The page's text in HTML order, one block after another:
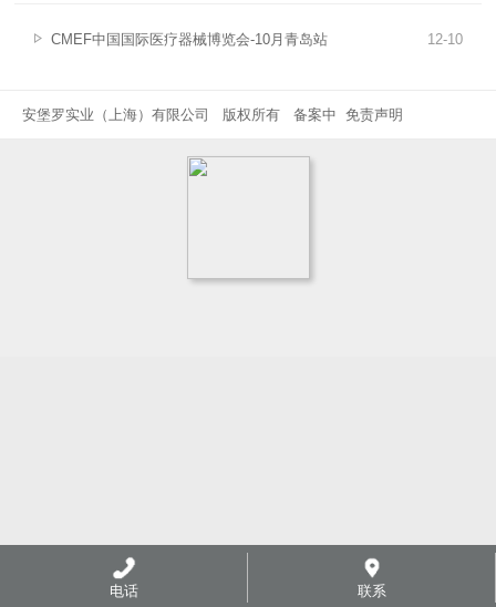
览会。 这次展会上，德国VOELKER卧客
意...
12-10
CMEF中国国际医疗器械博览会-10月青岛站
安堡罗实业（上海）有限公司 版权所有 备案中 免责声明
电话 联系